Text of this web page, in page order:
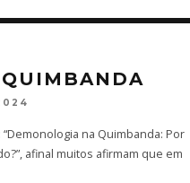
na Quimbanda: Por
afinal muitos afirmam que em